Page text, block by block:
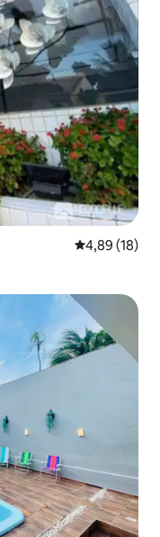
Средна
4,89 (18)